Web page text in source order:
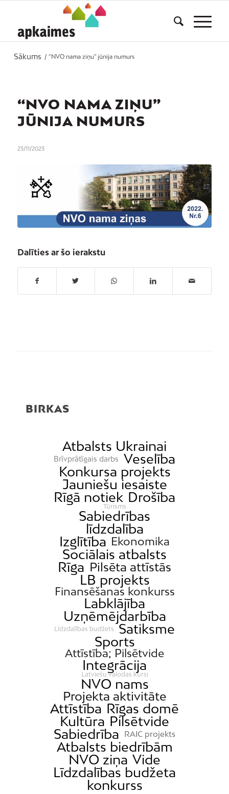
Sākums / “NVO nama ziņu” jūnija numurs
“NVO NAMA ZIŅU”
JŪNIJA NUMURS
23/11/2023
Dalīties ar šo ierakstu
BIRKAS
Atbalsts Ukrainai
Brīvprātīgais darbs
Veselība
Konkursa projekts
Jauniešu iesaiste
Rīgā notiek Drošība
Tūrisms
Sabiedrības
līdzdalība
Izglītība Ekonomika
Sociālais atbalsts
Rīga Pilsēta attīstās
LB projekts
Finansēšanas konkurss
Labklājība
Uzņēmējdarbība
Līdzdalības budžets
Satiksme
Sports
Attīstība; Pilsētvide
Integrācija
Latviešu valodas kursi
NVO nams
Projekta aktivitāte
Attīstība Rīgas domē
Kultūra Pilsētvide
Sabiedrība
RAIC projekts
Atbalsts biedrībām
NVO ziņa Vide
Līdzdalības budžeta
konkurss